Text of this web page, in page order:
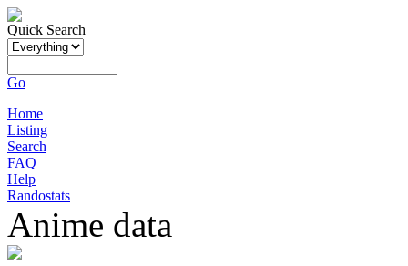
Quick Search
Go
Home
Listing
Search
FAQ
Help
Randostats
Anime data